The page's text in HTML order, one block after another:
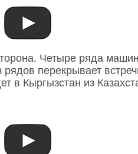
Четыре ряда
перекрывает
в Кыргызстан из